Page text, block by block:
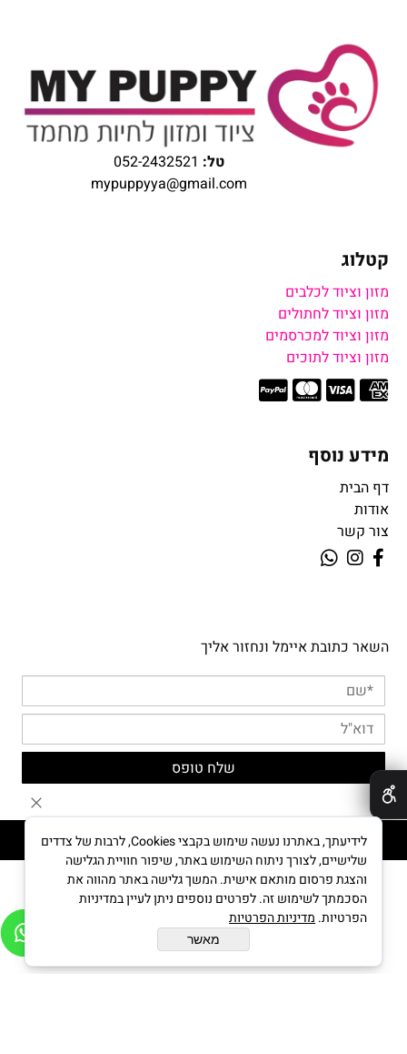
טל: 052-2432521
mypuppyya@gmail.com
קטלוג
מזון וציוד לכלבים
מזון וציוד לחתולים
מזון וציוד למכרסמים
מזון וציוד לתוכים
מידע נוסף
דף הבית
אודות
צור קשר
השאר כתובת איימל ונחזור אליך
MYPUPPY © All Rights reserved
בניית אתרים
לידיעתך, באתרנו נעשה שימוש בקבצי Cookies, לרבות של צדדים
שלישיים, לצורך ניתוח השימוש באתר, שיפור חוויית הגלישה
והצגת פרסום מותאם אישית. המשך גלישה באתר מהווה את
הסכמתך לשימוש זה. לפרטים נוספים ניתן לעיין במדיניות
הפרטיות. מדיניות הפרטיות
מאשר